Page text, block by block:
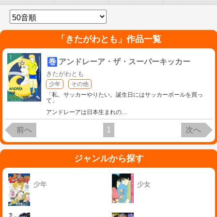
「 きたがわとも 」作品一覧
巻 アンドレーア・ザ・スーパーキッカー
きたがわとも
少年
その他
「私、サッカーやりたい。誕生日にはサッカーボールを買っ
て」
アンドレーアは日本生まれの…
前へ 1 次へ
ジャンルから探す
少年 少女